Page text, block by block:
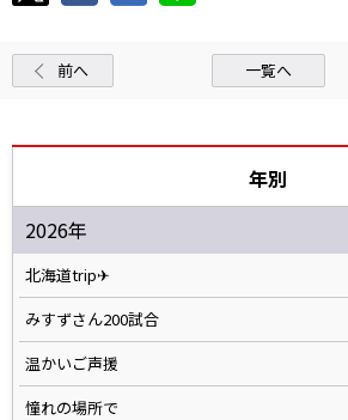
前へ 一覧へ
年別
2026年
北海道trip✈
みすずさん200試合
温かいご声援
憧れの場所で